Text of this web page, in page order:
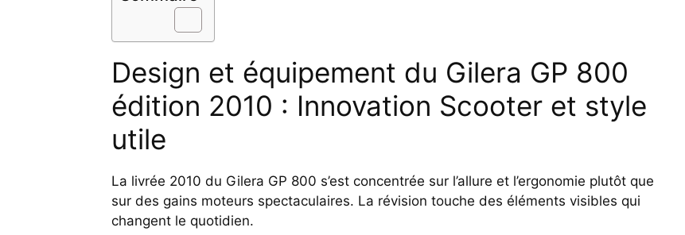
Design et équipement du Gilera GP 800
édition 2010 : Innovation Scooter et style
utile
La livrée 2010 du Gilera GP 800 s’est concentrée sur l’allure et l’ergonomie plutôt que
sur des gains moteurs spectaculaires. La révision touche des éléments visibles qui
changent le quotidien.